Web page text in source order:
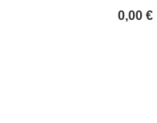
0,00 €